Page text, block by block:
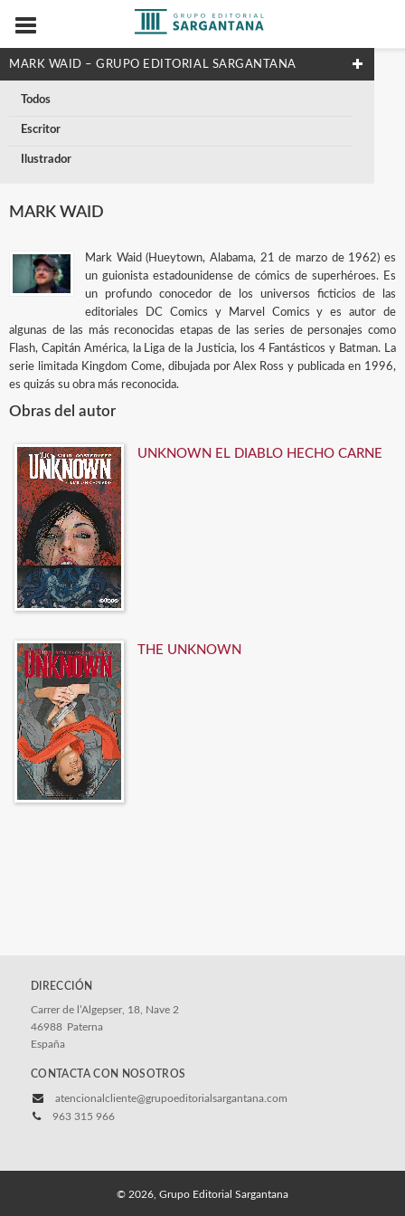
MARK WAID – GRUPO EDITORIAL SARGANTANA
Todos
Escritor
Ilustrador
MARK WAID
Mark Waid (Hueytown, Alabama, 21 de marzo de 1962) es
un guionista estadounidense de cómics de superhéroes. Es
un profundo conocedor de los universos ficticios de las
editoriales DC Comics y Marvel Comics y es autor de
algunas de las más reconocidas etapas de las series de personajes como
Flash, Capitán América, la Liga de la Justicia, los 4 Fantásticos y Batman. La
serie limitada Kingdom Come, dibujada por Alex Ross y publicada en 1996,
es quizás su obra más reconocida.
Obras del autor
UNKNOWN EL DIABLO HECHO CARNE
THE UNKNOWN
DIRECCIÓN
Carrer de l’Algepser, 18, Nave 2
46988 Paterna
España
CONTACTA CON NOSOTROS
atencionalcliente@grupoeditorialsargantana.com
963 315 966
© 2026, Grupo Editorial Sargantana